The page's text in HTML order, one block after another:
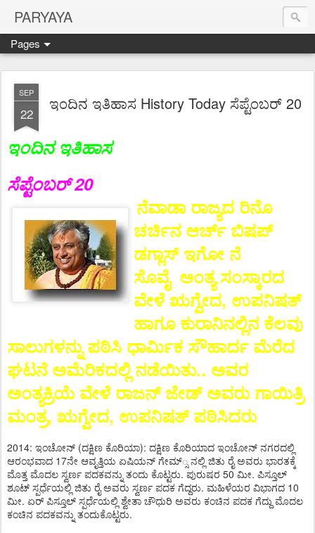
PARYAYA
Pages
SEP
22
ಇಂದಿನ ಇತಿಹಾಸ History Today ಸೆಪ್ಟೆಂಬರ್ 20
ಇಂದಿನ ಇತಿಹಾಸ
ಸೆಪ್ಟೆಂಬರ್ 20
ನೆವಾಡಾ ರಾಜ್ಯದ ರಿನೊ
ಚರ್ಚಿನ ಆರ್ಚ್ ಬಿಷಪ್
ಡಗ್ಲಾಸ್ ಇಗೋ ನೆ
ಸೊವೈ ಅಂತ್ಯ ಸಂಸ್ಕಾರದ
ವೇಳೆ ಋಗ್ವೇದ, ಉಪನಿಷತ್
ಹಾಗೂ ಕುರಾನಿನಲ್ಲಿನ ಕೆಲವು
ಸಾಲುಗಳನ್ನು ಪಠಿಸಿ ಧಾರ್ಮಿಕ ಸೌಹಾರ್ದ ಮೆರೆದ
ಘಟನೆ ಅಮೆರಿಕದಲ್ಲಿ ನಡೆಯಿತು.. ಅವರ
ಅಂತ್ಯಕ್ರಿಯೆ ವೇಳೆ ರಾಜನ್ ಜೇಡ್ ಅವರು ಗಾಯಿತ್ರಿ
ಮಂತ್ರ, ಋಗ್ವೇದ, ಉಪನಿಷತ್ ಪಠಿಸಿದರು
2014: ಇಂಚೋನ್ (ದಕ್ಷಿಣ ಕೊರಿಯಾ): ದಕ್ಷಿಣ ಕೊರಿಯಾದ ಇಂಚೋನ್ ನಗರದಲ್ಲಿ
ಆರಂಭವಾದ 17ನೇ ಆವೃತ್ತಿಯ ಏಷಿಯನ್ ಗೇಮ್್ಸ ನಲ್ಲಿ ಜಿತು ರೈ ಅವರು ಭಾರತಕ್ಕೆ
ಮೊತ್ತ ಮೊದಲ ಸ್ವರ್ಣ ಪದಕವನ್ನು ತಂದು ಕೊಟ್ಟರು. ಪುರುಷರ 50 ಮೀ. ಪಿಸ್ತೂಲ್
ಶೂಟ್ ಸ್ಪರ್ಧೆಯಲ್ಲಿ ಜಿತು ರೈ ಅವರು ಸ್ವರ್ಣ ಪದಕ ಗೆದ್ದರು. ಮಹಿಳೆಯರ ವಿಭಾಗದ 10
ಮೀ. ಏರ್ ಪಿಸ್ತೂಲ್ ಸ್ಪರ್ಧೆಯಲ್ಲಿ ಶ್ವೇತಾ ಚೌಧುರಿ ಅವರು ಕಂಚಿನ ಪದಕ ಗೆದ್ದು ಮೊದಲ
ಕಂಚಿನ ಪದಕವನ್ನು ತಂದುಕೊಟ್ಟರು.